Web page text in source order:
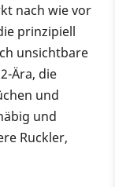
nach wie vor
prinzipiell
unsichtbare
Ära, die
und
und
Ruckler,